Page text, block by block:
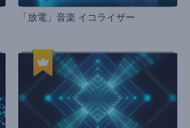
「放電」音楽 イコライザー